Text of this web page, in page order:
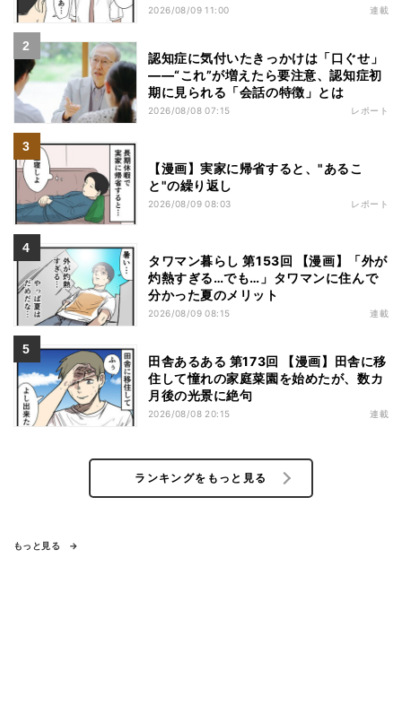
2026/08/09 11:00 連載
認知症に気付いたきっかけは「口ぐせ」
――“これ”が増えたら要注意、認知症初
期に見られる「会話の特徴」とは
2026/08/08 07:15 レポート
【漫画】実家に帰省すると、"あるこ
と"の繰り返し
2026/08/09 08:03 レポート
タワマン暮らし 第153回 【漫画】「外が
灼熱すぎる…でも…」タワマンに住んで
分かった夏のメリット
2026/08/09 08:15 連載
田舎あるある 第173回 【漫画】田舎に移
住して憧れの家庭菜園を始めたが、数カ
月後の光景に絶句
2026/08/08 20:15 連載
ランキングをもっと見る
もっと見る